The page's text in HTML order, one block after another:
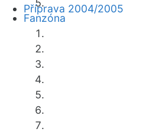
Fanzóna
Příprava 2004/2005